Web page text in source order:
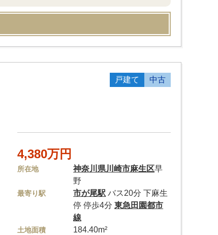
戸建て 中古
4,380万円
所在地 神奈川県川崎市麻生区早
野
最寄り駅 市が尾駅 バス20分 下麻生
停 停歩4分東急田園都市
線
土地面積 184.40m²